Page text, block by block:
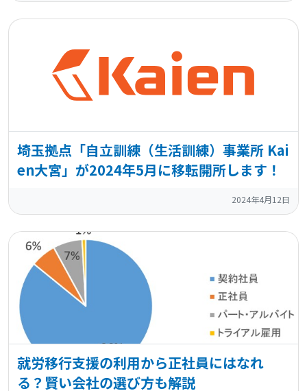
埼玉拠点「自立訓練（生活訓練）事業所 Kai
en大宮」が2024年5月に移転開所します！
2024年4月12日
就労移行支援の利用から正社員にはなれ
る？賢い会社の選び方も解説